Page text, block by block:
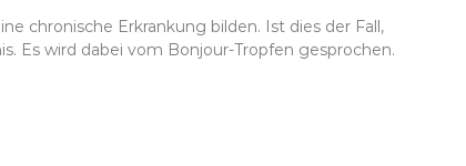
chronische Erkrankung bilden. Ist dies der Fall,
Es wird dabei vom Bonjour-Tropfen gesprochen.